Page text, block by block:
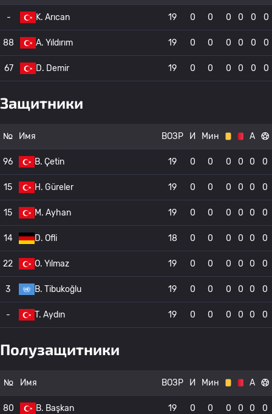
- K. Arıcan 19 0 0 0 0 0 0
88 A. Yıldırım 19 0 0 0 0 0 0
67 D. Demir 19 0 0 0 0 0 0
Защитники
№ Имя ВОЗР И Мин А
96 B. Çetin 19 0 0 0 0 0 0
15 H. Güreler 19 0 0 0 0 0 0
15 M. Ayhan 19 0 0 0 0 0 0
14 D. Ofli 18 0 0 0 0 0 0
22 O. Yılmaz 19 0 0 0 0 0 0
3 B. Tibukoğlu 19 0 0 0 0 0 0
- T. Aydın 19 0 0 0 0 0 0
Полузащитники
№ Имя ВОЗР И Мин А
80 B. Başkan 19 0 0 0 0 0 0